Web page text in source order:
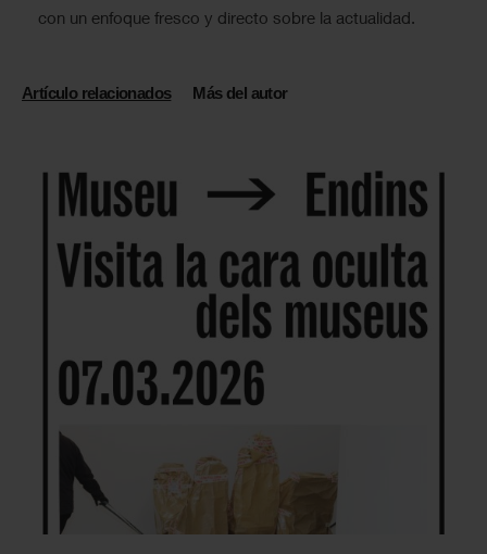
con un enfoque fresco y directo sobre la actualidad.
Artículo relacionados Más del autor